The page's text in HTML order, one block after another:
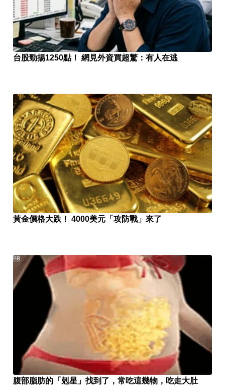
台股勁揚1250點！ 網見外資買超驚：有人在逃
黃金價格大跌！ 4000美元「攻防戰」來了
腹部脂肪的「剋星」找到了，常吃這幾物，吃走大肚
PR